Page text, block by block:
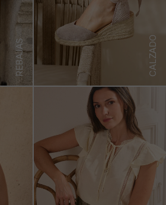
REBAJAS CALZADO